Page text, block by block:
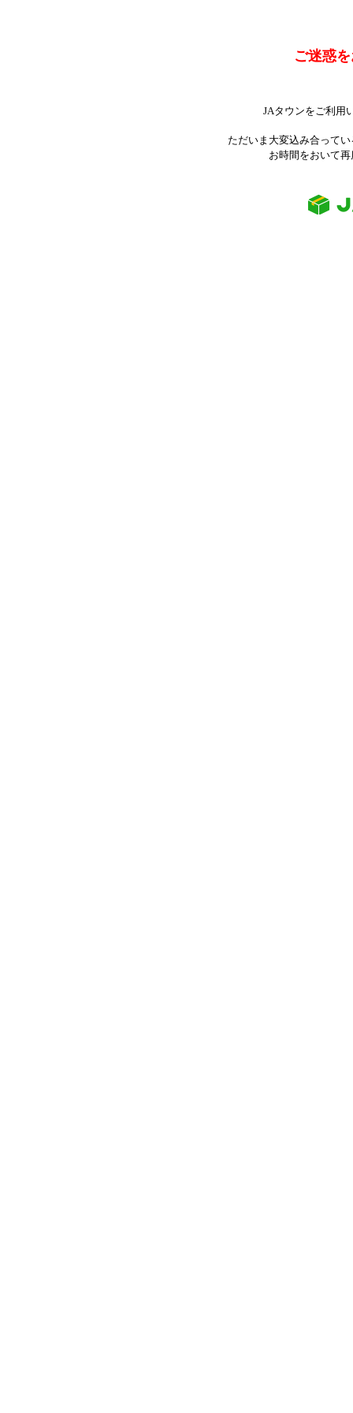
ご迷惑
JAタウンをご利用
ただいま大変込み合って
お時間をおいて